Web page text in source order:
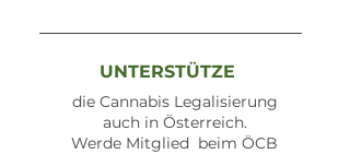
UNTERSTÜTZE
die Cannabis Legalisierung
auch in Österreich.
Werde Mitglied beim ÖCB